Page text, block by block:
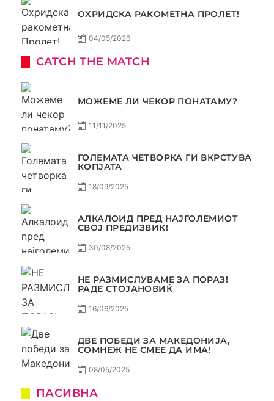
ОХРИДСКА РАКОМЕТНА ПРОЛЕТ!
04/05/2026
CATCH THE MATCH
МОЖЕМЕ ЛИ ЧЕКОР ПОНАТАМУ?
11/11/2025
ГОЛЕМАТА ЧЕТВОРКА ГИ ВКРСТУВА
КОПЈАТА
18/09/2025
АЛКАЛОИД ПРЕД НАЈГОЛЕМИОТ
СВОЈ ПРЕДИЗВИК!
30/08/2025
НЕ РАЗМИСЛУВАМЕ ЗА ПОРАЗ!
РАДЕ СТОЈАНОВИЌ
16/06/2025
ДВЕ ПОБЕДИ ЗА МАКЕДОНИЈА,
СОМНЕЖ НЕ СМЕЕ ДА ИМА!
08/05/2025
ПАСИВНА